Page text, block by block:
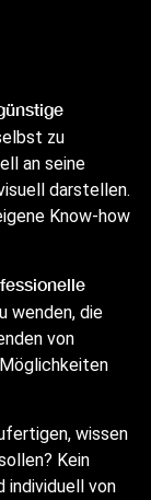
zu
an seine
darstellen.
Know-how
wenden, die
von
wissen
Kein
individuell von